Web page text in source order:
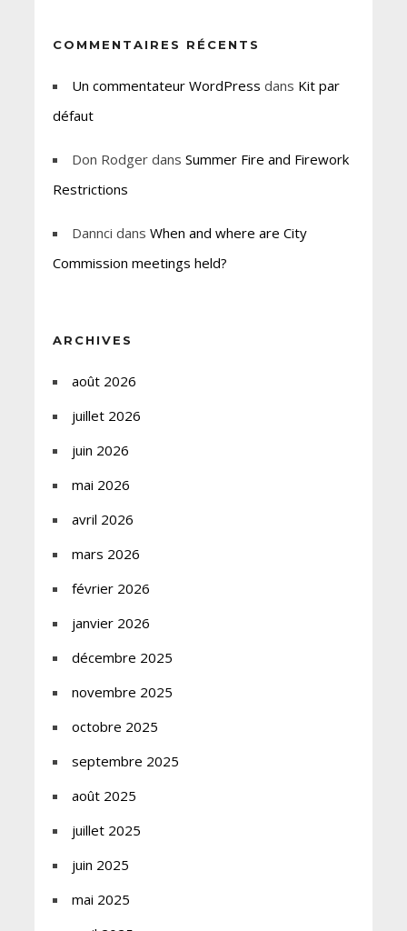
COMMENTAIRES RÉCENTS
Un commentateur WordPress dans Kit par
défaut
Don Rodgerdans Summer Fire and Firework
Restrictions
Dannci dans When and where are City
Commission meetings held?
ARCHIVES
août 2026
juillet 2026
juin 2026
mai 2026
avril 2026
mars 2026
février 2026
janvier 2026
décembre 2025
novembre 2025
octobre 2025
septembre 2025
août 2025
juillet 2025
juin 2025
mai 2025